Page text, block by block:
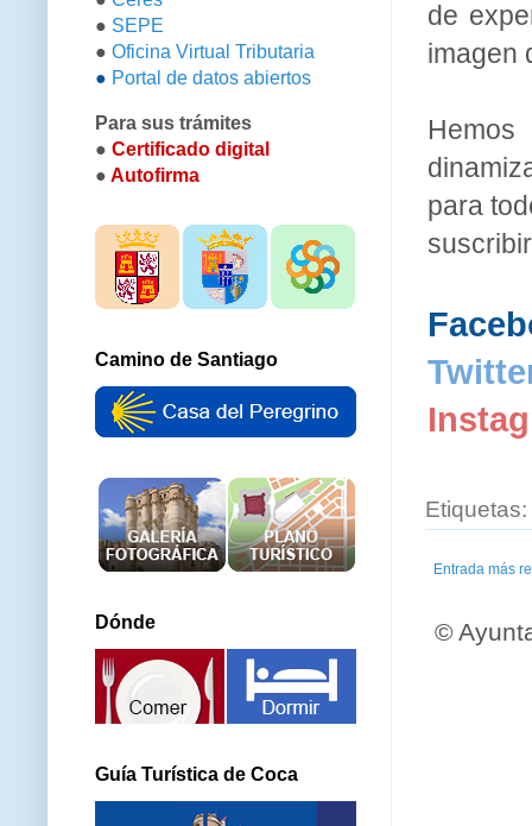
de
imagen
para
Etiquetas:
Entrada más
©
● SEPE
● Oficina Virtual Tributaria
● Portal de datos abiertos
Para sus trámites
● Certificado digital
● Autofirma
Camino de Santiago
Dónde
Guía Turística de Coca